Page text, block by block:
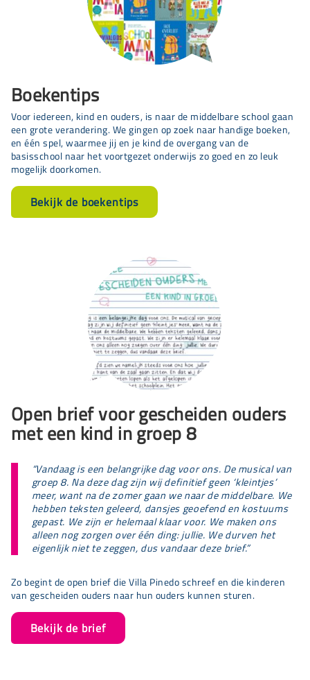
Boekentips
Voor iedereen, kind en ouders, is naar de middelbare school gaan
een grote verandering. We gingen op zoek naar handige boeken,
en één spel, waarmee jij en je kind de overgang van de
basisschool naar het voortgezet onderwijs zo goed en zo leuk
mogelijk doorkomen.
Bekijk de boekentips
Open brief voor gescheiden ouders
met een kind in groep 8
“Vandaag is een belangrijke dag voor ons. De musical van
groep 8. Na deze dag zijn wij definitief geen ‘kleintjes’
meer, want na de zomer gaan we naar de middelbare. We
hebben teksten geleerd, dansjes geoefend en kostuums
gepast. We zijn er helemaal klaar voor. We maken ons
alleen nog zorgen over één ding: jullie. We durven het
eigenlijk niet te zeggen, dus vandaar deze brief.”
Zo begint de open brief die Villa Pinedo schreef en die kinderen
van gescheiden ouders naar hun ouders kunnen sturen.
Bekijk de brief